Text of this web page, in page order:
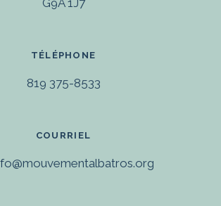
G9A 1J7
TÉLÉPHONE
819 375-8533
COURRIEL